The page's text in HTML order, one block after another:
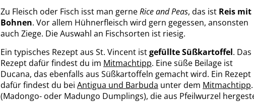
Zu Fleisch oder Fisch isst man gerneRice and Peas, das ist Reis mit
Bohnen. Vor allem Hühnerfleisch wird gern gegessen, ansonsten
auch Ziege. Die Auswahl an Fischsorten ist riesig.
Ein typisches Rezept aus St. Vincent istgefüllte Süßkartoffel. Das
Rezept dafür findest du im Mitmachtipp. Eine süße Beilage ist
Ducana, das ebenfalls aus Süßkartoffeln gemacht wird. Ein Rezept
dafür findest du bei Antigua und Barbuda unter dem Mitmachtipp
(Madongo- oder Madungo Dumplings), die aus Pfeilwurzel